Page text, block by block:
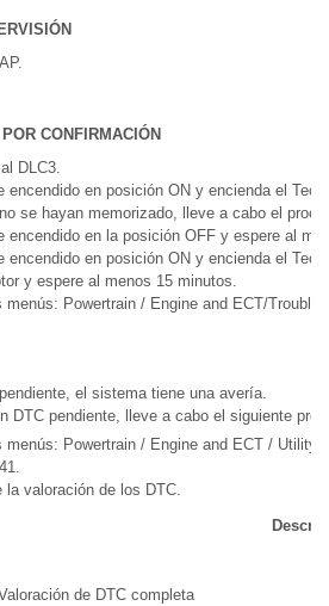
CONFIRMACIÓN
DLC3.
encendido en posición ON y encienda el
se hayan memorizado, lleve a cabo el
encendido en la posición OFF y espere al
encendido en posición ON y encienda el
y espere al menos 15 minutos.
Powertrain / Engine and ECT/Trouble
el sistema tiene una avería.
DTC pendiente, lleve a cabo el siguiente
Powertrain / Engine and ECT / Utility/
valoración de los DTC.
de DTC completa